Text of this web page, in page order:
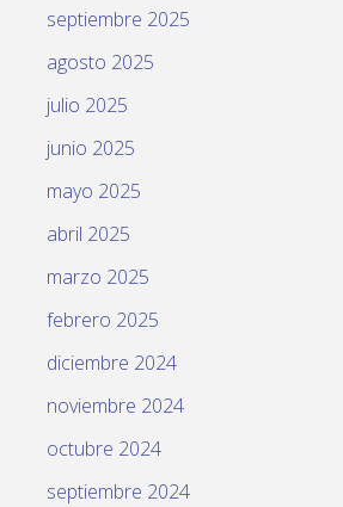
septiembre 2025
agosto 2025
julio 2025
junio 2025
mayo 2025
abril 2025
marzo 2025
febrero 2025
diciembre 2024
noviembre 2024
octubre 2024
septiembre 2024